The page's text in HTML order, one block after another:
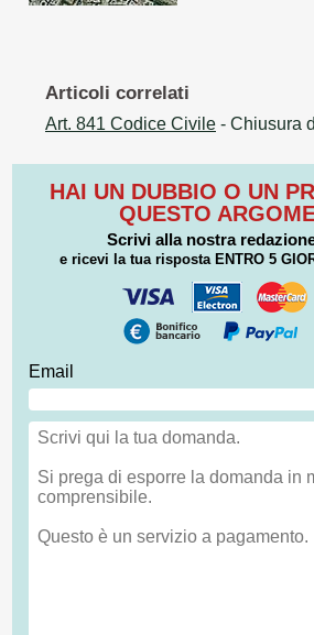
Articoli correlati
Art. 841 Codice Civile - Chiusura
HAI UN DUBBIO O UN
QUESTO
Scrivi alla nostra
e ricevi la tua risposta ENTRO 5
Email